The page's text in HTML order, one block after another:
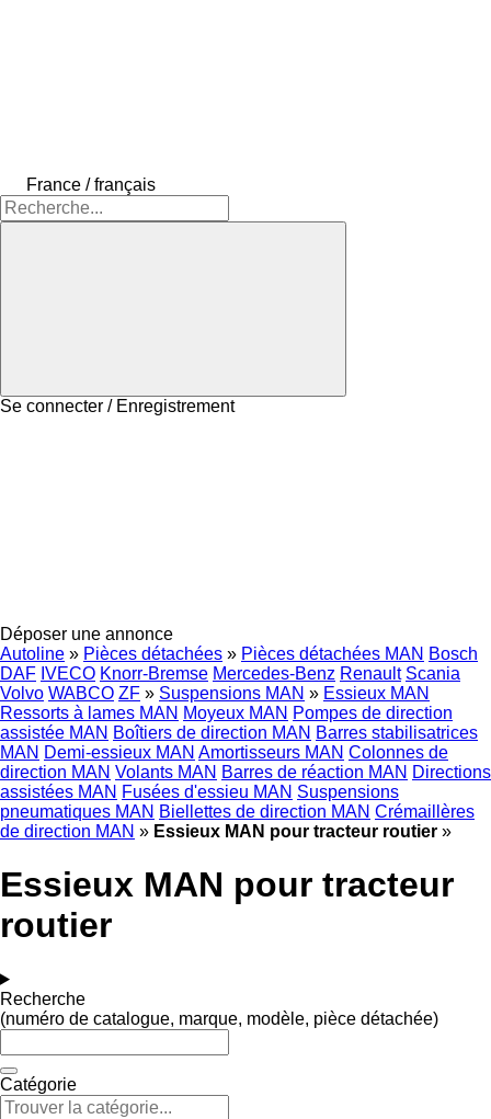
France / français
Se connecter / Enregistrement
Déposer une annonce
Autoline » Pièces détachées » Pièces détachées MAN Bosch
DAF IVECO Knorr-Bremse Mercedes-Benz Renault Scania
Volvo WABCO ZF » Suspensions MAN » Essieux MAN
Ressorts à lames MAN Moyeux MAN Pompes de direction
assistée MAN Boîtiers de direction MAN Barres stabilisatrices
MAN Demi-essieux MAN Amortisseurs MAN Colonnes de
direction MAN Volants MAN Barres de réaction MAN Directions
assistées MAN Fusées d'essieu MAN Suspensions
pneumatiques MAN Biellettes de direction MAN Crémaillères
de direction MAN » Essieux MAN pour tracteur routier »
Essieux MAN pour tracteur
routier
Recherche
(numéro de catalogue, marque, modèle, pièce détachée)
Catégorie